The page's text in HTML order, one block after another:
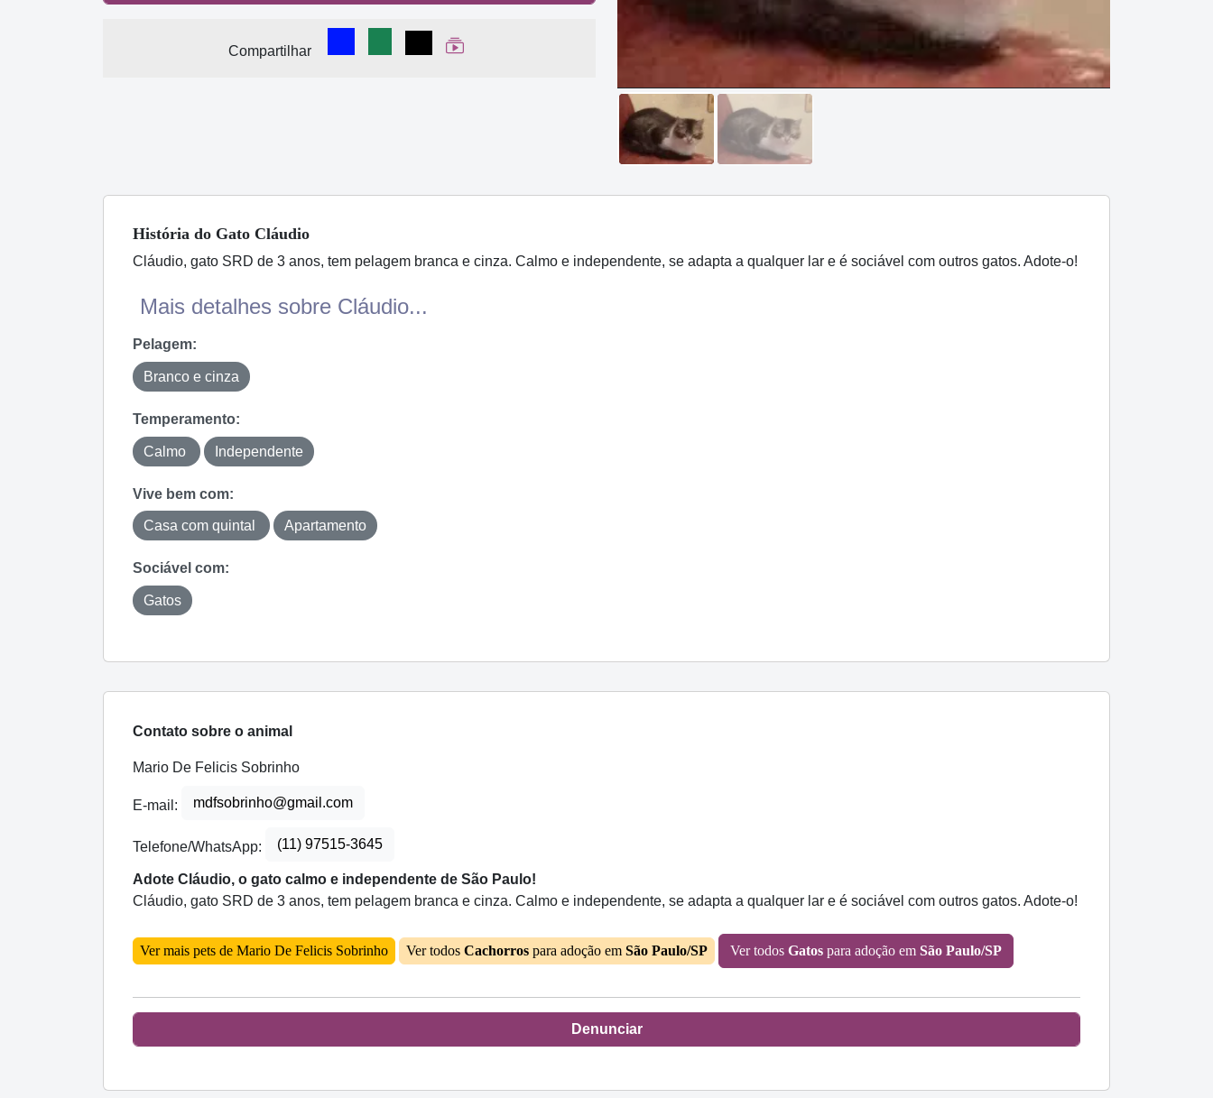
Compartilhar
Compartilhar no Facebook
Compartilhar no WhatsApp
Compartilhar
Ver Web Story
História do Gato Cláudio
Cláudio, gato SRD de 3 anos, tem pelagem branca e cinza. Calmo e independente, se adapta a qualquer lar e é sociável com outros gatos. Adote-o!
Mais detalhes sobre Cláudio...
Pelagem:
Branco e cinza
Temperamento:
Calmo Independente
Vive bem com:
Casa com quintal Apartamento
Sociável com:
Gatos
Contato sobre o animal
Mario De Felicis Sobrinho
E-mail: mdfsobrinho@gmail.com
Telefone/WhatsApp: (11) 97515-3645
Adote Cláudio, o gato calmo e independente de São Paulo!
Cláudio, gato SRD de 3 anos, tem pelagem branca e cinza. Calmo e independente, se adapta a qualquer lar e é sociável com outros gatos. Adote-o!
Ver mais pets de Mario De Felicis Sobrinho Ver todos Cachorros para adoção em São Paulo/SP Ver todos Gatos para adoção em São Paulo/SP
Denunciar